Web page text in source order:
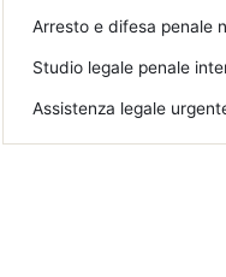
Arresto e difesa penale
Studio legale penale
Assistenza legale